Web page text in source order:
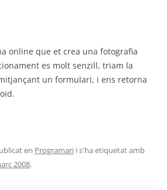
online que et crea una fotografia
es molt senzill, triam la
un formulari, i ens retorna
en Programari i s'ha etiquetat amb
2008.